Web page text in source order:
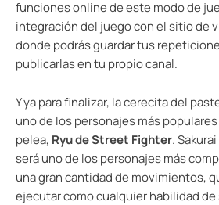
funciones online de este modo de
integración del juego con el sitio de
donde podrás guardar tus
publicarlas en tu propio canal.
Y ya para finalizar, la cerecita del
uno de los personajes más
pelea, Ryu de Street Fighter.
será uno de los personajes más
una gran cantidad de movimientos,
ejecutar como cualquier habilidad